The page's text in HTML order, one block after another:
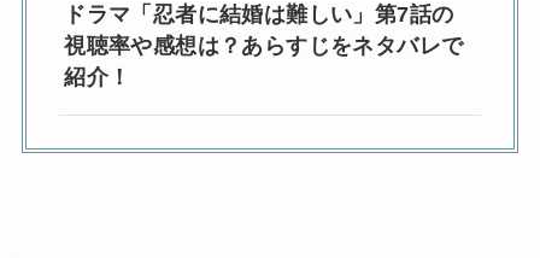
ドラマ「忍者に結婚は難しい」第7話の
視聴率や感想は？あらすじをネタバレで
紹介！